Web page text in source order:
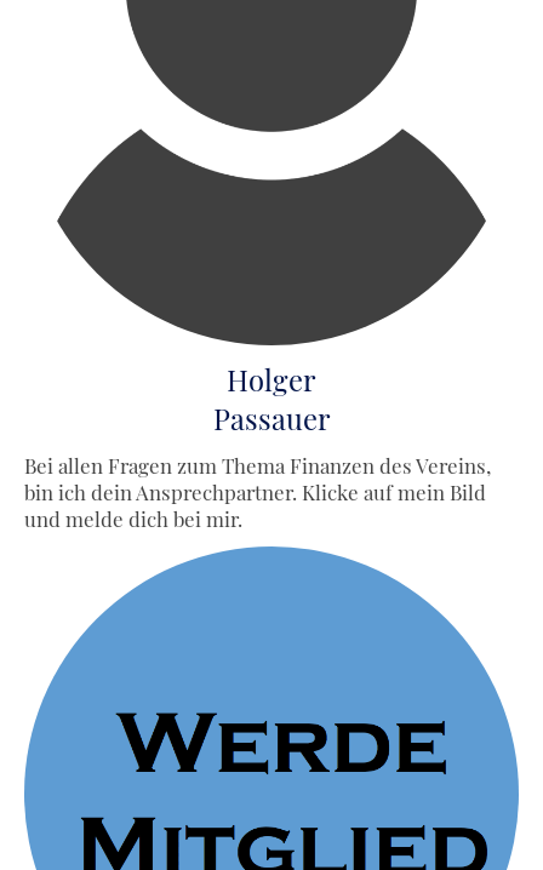
Holger
Passauer
Bei allen Fragen zum Thema Finanzen des Vereins,
bin ich dein Ansprechpartner. Klicke auf mein Bild
und melde dich bei mir.